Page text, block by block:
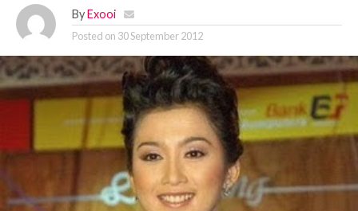
By Exooi
Posted on 30 September 2012